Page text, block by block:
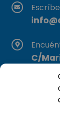
C/